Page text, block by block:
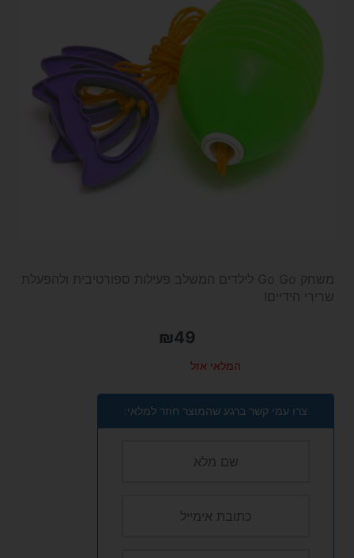
משחק Go Go לילדים המשלב פעילות ספורטיבית ולהפעלת
שרירי הידיים!
₪49
המלאי אזל
צרו עמי קשר ברגע שהמוצר חוזר למלאי: